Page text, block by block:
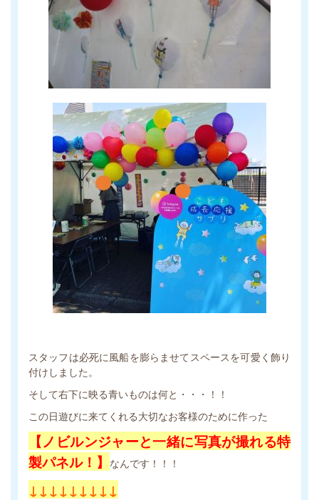
スタッフは必死に風船を膨らませてスペースを可愛く飾り
付けしました。
そして右下に映る青いものは何と・・・！！
この日遊びに来てくれる大切なお客様のために作った
【ノビルンジャーと一緒に写真が撮れる特
製パネル！】 なんです！！！
↓↓↓↓↓↓↓↓↓